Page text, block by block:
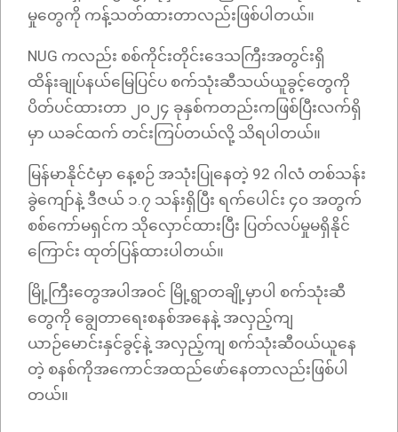
မှုတွေကို ကန့်သတ်ထားတာလည်းဖြစ်ပါတယ်။
NUG ကလည်း စစ်ကိုင်းတိုင်းဒေသကြီးအတွင်းရှိ
ထိန်းချုပ်နယ်မြေပြင်ပ စက်သုံးဆီသယ်ယူခွင့်တွေကို
ပိတ်ပင်ထားတာ ၂၀၂၄ ခုနှစ်ကတည်းကဖြစ်ပြီးလက်ရှိ
မှာ ယခင်ထက် တင်းကြပ်တယ်လို့ သိရပါတယ်။
မြန်မာနိုင်ငံမှာ နေ့စဉ် အသုံးပြုနေတဲ့ 92 ဂါလံ တစ်သန်း
ခွဲကျော်နဲ့ ဒီဇယ် ၁.၇ သန်းရှိပြီး ရက်ပေါင်း ၄၀ အတွက်
စစ်ကော်မရှင်က သိုလှောင်ထားပြီး ပြတ်လပ်မှုမရှိနိုင်
ကြောင်း ထုတ်ပြန်ထားပါတယ်။
မြို့ကြီးတွေအပါအဝင် မြို့ရွာတချို့မှာပါ စက်သုံးဆီ
တွေကို ချွေတာရေးစနစ်အနေနဲ့ အလှည့်ကျ
ယာဉ်မောင်းနှင်ခွင့်နဲ့ အလှည့်ကျ စက်သုံးဆီဝယ်ယူနေ
တဲ့ စနစ်ကိုအကောင်အထည်ဖော်နေတာလည်းဖြစ်ပါ
တယ်။